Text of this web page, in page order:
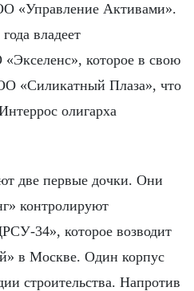
«Управление Активами».
владеет
которое в свою
«Силикатный Плаза», что
олигарха
две первые дочки. Они
контролируют
34», которое возводит
в Москве. Один корпус
строительства. Напротив